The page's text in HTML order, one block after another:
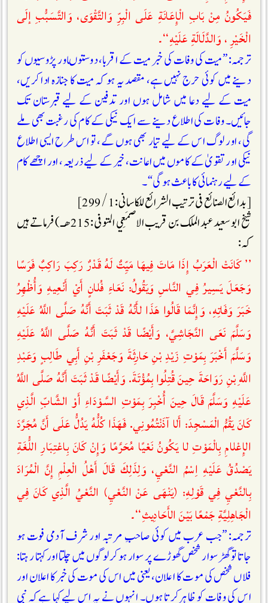
فَيَكُونُ مِنْ بَابِ الْإِعَانَةِ عَلَى الْبِرِّ وَالتَّقْوَى، وَالتَّسَبُّبِ إلَى
الْخَيْرِ ، وَالدَّلَالَةِ عَلَيْهِ‘‘۔
ترجمہ: ”میت کی وفات کی خبر میت کے اقربا، دوستوںاور پڑوسیوں کو
دینے میں کوئی حرج نہیں ہے، مقصد یہ ہو کہ میت کا جنازہ ادا کریں،
میت کے لیے دعا میں شامل ہوں اور تدفین کے لیے قبرستان تک
جائیں۔ وفات کی اطلاع دینے سے ایک نیکی کے کام کی رغبت بھی ملے
گی، اور لوگ اس کے لیے تیار بھی ہوں گے، تو اس طرح ایسی اطلاع
نیکی اور تقویٰ کے کاموں میں اعانت، خیر کے لیے ذریعہ ، اور اچھے کام
کےلیے رہنمائی کا باعث ہو گی“۔
[بدائع الصنائع فی ترتیب الشرائع للکاسانی : 1 / 299]
شیخ ابو سعيد عبد الملک بن قريب الاصمَعِي المتوفی: 215 ھـ) فرماتے ہیں
کہ :
’’ كَانَتْ الْعَرَبُ إِذَا مَاتَ فِيهَا مَيِّتٌ لَهُ قَدْرٌ رَكِبَ رَاكِبٌ فَرَسًا
وَجَعَلَ يَسِيرُ فِي النَّاسِ وَيَقُولُ: نَعَاءِ فُلانٍ أَيْ أَنْعِيهِ وَأُظْهِرُ
خَبَرَ وَفَاتِهِ، وَإِنَّمَا قَالُوا هَذَا لأَنَّهُ قَدْ ثَبَتَ أَنَّهُ صَلَّى اللَّهُ عَلَيْهِ
وَسَلَّمَ نَعَى النَّجَاشِيَّ، وَأَيْضًا قَدْ ثَبَتَ أَنَّهُ صَلَّى اللَّهُ عَلَيْهِ
وَسَلَّمَ أَخْبَرَ بِمَوْتِ زَيْدِ بْنِ حَارِثَةَ وَجَعْفَرِ بْنِ أَبِي طَالِبٍ وَعَبْدِ
اللَّهِ بْنِ رَوَاحَةَ حِينَ قُتِلُوا بِمُؤْتَةَ. وَأَيْضًا قَدْ ثَبَتَ أَنَّهُ صَلَّى اللَّهُ
عَلَيْهِ وَسَلَّمَ قَالَ حِينَ أُخْبِرَ بِمَوْتِ السَّوْدَاءِ أَوْ الشَّابِّ الَّذِي
كَانَ يَقُمُّ الْمَسْجِدَ: أَلا آذَنْتُمُونِي. فَهَذَا كُلُّهُ يَدُلُّ عَلَى أَنَّ مُجَرَّدَ
الإِعْلامِ بِالْمَوْتِ لا يَكُونُ نَعْيًا مُحَرَّمًا وَإِنْ كَانَ بِاعْتِبَارِ اللُّغَةِ
يَصْدُقُ عَلَيْهِ اِسْمُ النَّعْيِ، وَلِذَلِكَ قَالَ أَهْلُ الْعِلْمِ إِنَّ الْمُرَادَ
بِالنَّعْيِ فِي قَوْلِهِ: (يَنْهَى عَنْ النَّعْيِ) النَّعْيُ الَّذِي كَانَ فِي
الْجَاهِلِيَّةِ جَمْعًا بَيْنَ الأَحَادِيثِ‘‘۔
ترجمہ: ”جب عرب میں کوئی صاحبِ مرتبہ اور شرف آدمی فوت ہو
جاتا تو گھڑ سوار شخص گھوڑے پر سوار ہوکر لوگوں میں چلتا اورکہتا رہتا:
فلاں شخص کی موت کا اعلان، یعنی میں اس کی موت کی خبرکا اعلان اور
اس کی وفات کو ظاہرکرتا ہوں۔ انہوں نے یہ اس لیےکہا ہےکہ نبی